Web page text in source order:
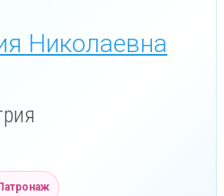
Николаевна